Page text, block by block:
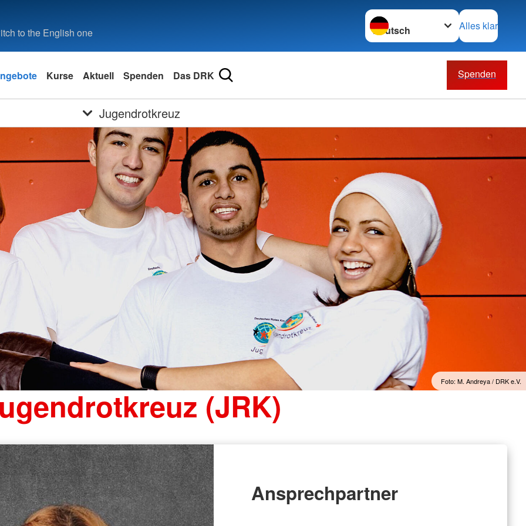
to the English one
Sprache wechseln zu
Alles klar
Kurse Aktuell Spenden Das DRK Spenden
Jugendrotkreuz
Foto: M. Andreya / DRK e.V.
(JRK)
Ansprechpartner